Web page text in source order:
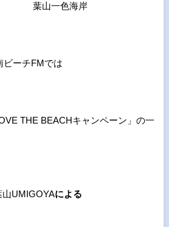
一色海岸
ーチFMでは
THE BEACHキャンペーン」の一
UMIGOYAによる